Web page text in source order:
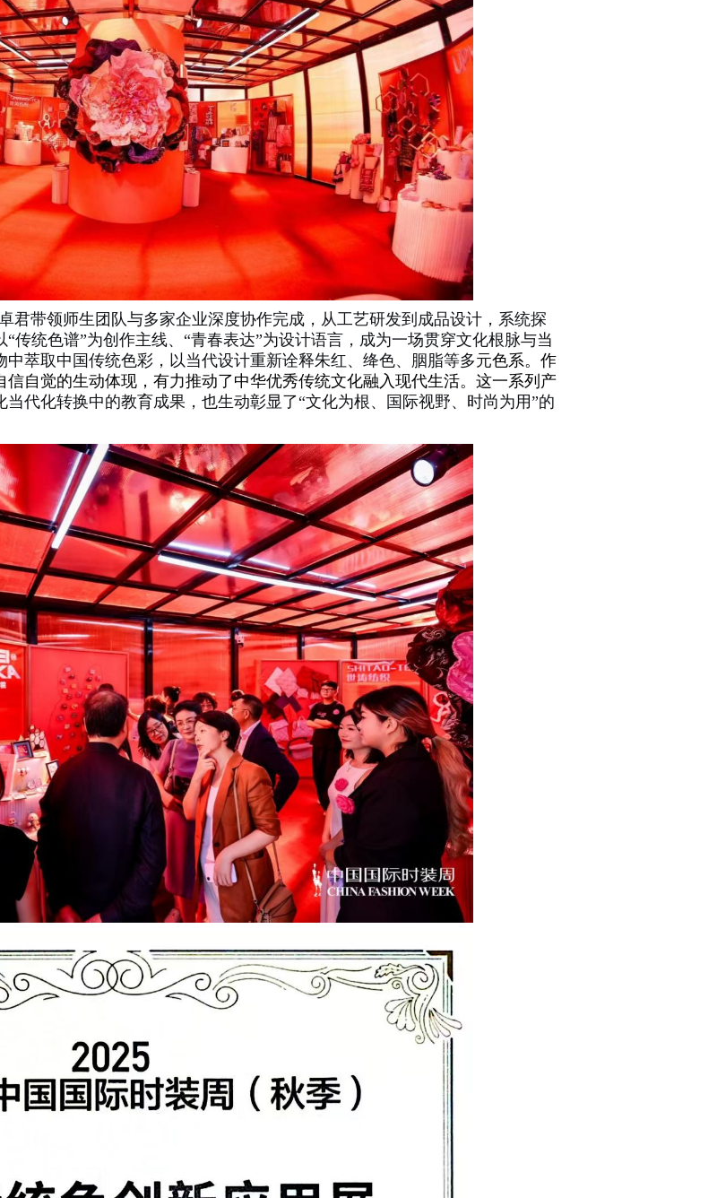
君带领师生团队与多家企业深度协作完成，从工艺研发到成品设计，系统探
传统色谱”为创作主线、“青春表达”为设计语言，成为一场贯穿文化根脉与当
萃取中国传统色彩，以当代设计重新诠释朱红、绛色、胭脂等多元色系。作
自觉的生动体现，有力推动了中华优秀传统文化融入现代生活。这一系列产
当代化转换中的教育成果，也生动彰显了“文化为根、国际视野、时尚为用”的